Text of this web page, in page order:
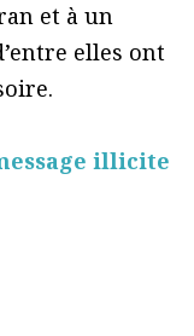
et à un
elles ont
illicite